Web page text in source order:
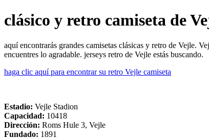
clásico y retro camiseta de
aquí encontrarás grandes camisetas clásicas y retro de Vejle.
encuentres lo agradable. jerseys retro de Vejle estás buscando.
haga clic aquí para encontrar su retro Vejle camiseta
Estadio: Vejle Stadion
Capacidad: 10418
Dirección: Roms Hule 3, Vejle
Fundado: 1891